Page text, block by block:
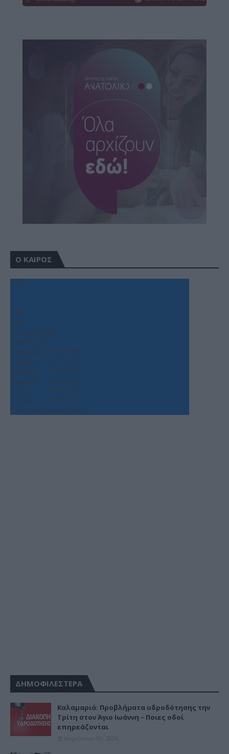
Ο ΚΑΙΡΟΣ
+32
°
C
+35°
+26°
Θεσσαλονίκη
Πέμπτη, 06
Παρασκευή+34°+26°
Σάββατο
+37°+25°
Κυριακή
+39°+27°
Δευτέρα
+33°+26°
Τρίτη
+35°+24°
Τετάρτη
+37°+24°
Πρόγνωση για 7 μέρες
ΔΗΜΟΦΙΛΕΣΤΕΡΑ
Καλαμαριά: Προβλήματα υδροδότησης την
Τρίτη στον Άγιο Ιωάννη – Ποιες οδοί
επηρεάζονται